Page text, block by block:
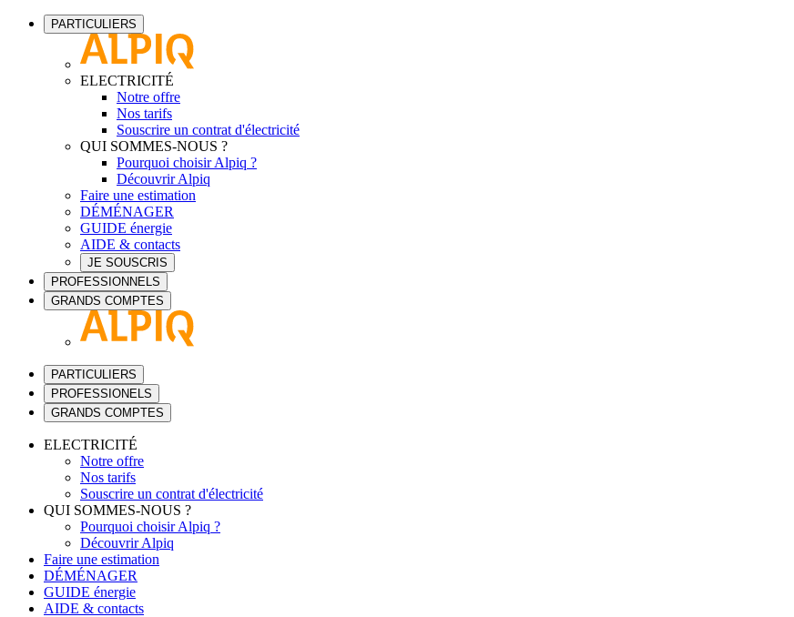
PARTICULIERS
ELECTRICITÉ
Notre offre
Nos tarifs
Souscrire un contrat d'électricité
QUI SOMMES-NOUS ?
Pourquoi choisir Alpiq ?
Découvrir Alpiq
Faire une estimation
DÉMÉNAGER
GUIDE énergie
AIDE & contacts
JE SOUSCRIS
PROFESSIONNELS
GRANDS COMPTES
PARTICULIERS
PROFESSIONELS
GRANDS COMPTES
ELECTRICITÉ
Notre offre
Nos tarifs
Souscrire un contrat d'électricité
QUI SOMMES-NOUS ?
Pourquoi choisir Alpiq ?
Découvrir Alpiq
Faire une estimation
DÉMÉNAGER
GUIDE énergie
AIDE & contacts